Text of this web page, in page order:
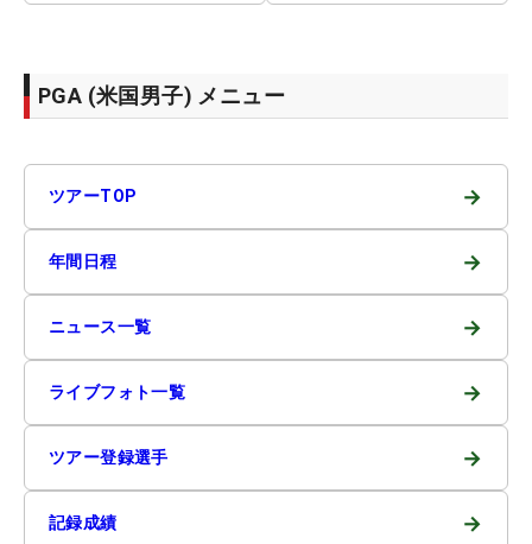
PGA (米国男子) メニュー
ツアーTOP →
年間日程 →
ニュース一覧 →
ライブフォト一覧 →
ツアー登録選手 →
記録成績 →